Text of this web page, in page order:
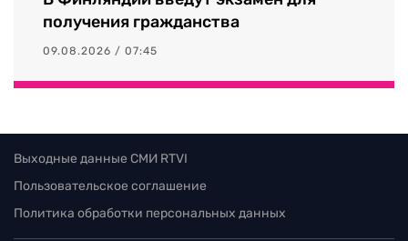
получения гражданства
09.08.2026 / 07:45
Выходные данные СМИ RTVI
Пользовательское соглашение
Политика обработки персональных данных